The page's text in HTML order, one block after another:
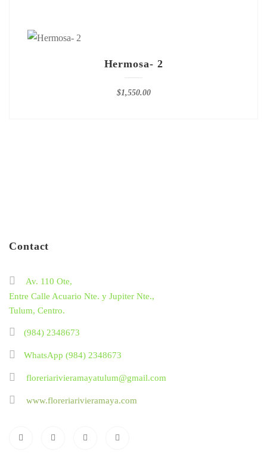
Hermosa- 2
$1,550.00
Contact
Av. 110 Ote,
Entre Calle Acuario Nte. y Jupiter Nte.,
Tulum, Centro.
(984) 2348673
WhatsApp (984) 2348673
floreriarivieramayatulum@gmail.com
www.floreriarivieramaya.com